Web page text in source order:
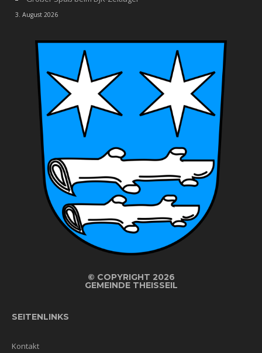
3. August 2026
© COPYRIGHT 2026
GEMEINDE THEISSEIL
SEITENLINKS
Kontakt